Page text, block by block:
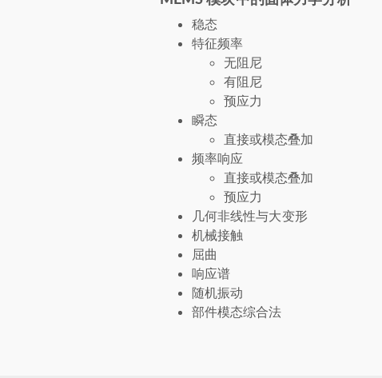
稳态
特征频率
无阻尼
有阻尼
预应力
瞬态
直接或模态叠加
频率响应
直接或模态叠加
预应力
几何非线性与大变形
机械接触
屈曲
响应谱
随机振动
部件模态综合法